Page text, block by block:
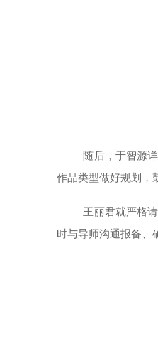
随后， 于智源
作品类型做好规划，
王丽君就严格
时与导师沟通报备、